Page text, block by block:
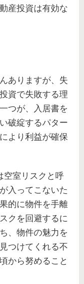
産投資は有効な
ありますが、失
資で失敗する理
つが、入居書を
破綻するパター
より利益が確保
空室リスクと呼
入ってこないた
的に物件を手離
クを回避するに
、物件の魅力を
つけてくれる不
から努めること